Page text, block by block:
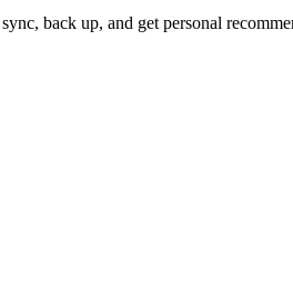
back up, and get personal